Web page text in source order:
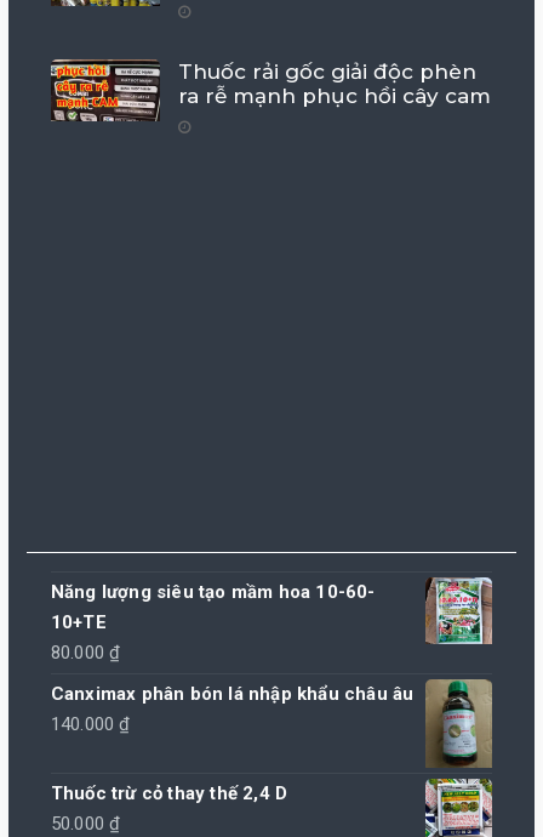
Thuốc rải gốc giải độc phèn
ra rễ mạnh phục hồi cây cam
Năng lượng siêu tạo mầm hoa 10-60-
10+TE
80.000₫
Canximax phân bón lá nhập khẩu châu âu
140.000₫
Thuốc trừ cỏ thay thế 2,4 D
50.000₫